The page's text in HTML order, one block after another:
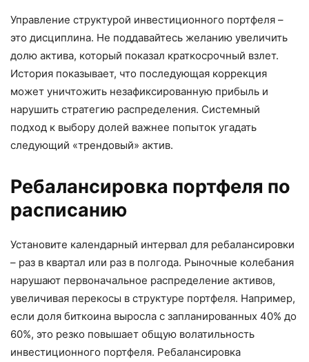
Управление структурой инвестиционного портфеля –
это дисциплина. Не поддавайтесь желанию увеличить
долю актива, который показал краткосрочный взлет.
История показывает, что последующая коррекция
может уничтожить незафиксированную прибыль и
нарушить стратегию распределения. Системный
подход к выбору долей важнее попыток угадать
следующий «трендовый» актив.
Ребалансировка портфеля по
расписанию
Установите календарный интервал для ребалансировки
– раз в квартал или раз в полгода. Рыночные колебания
нарушают первоначальное распределение активов,
увеличивая перекосы в структуре портфеля. Например,
если доля биткоина выросла с запланированных 40% до
60%, это резко повышает общую волатильность
инвестиционного портфеля. Ребалансировка